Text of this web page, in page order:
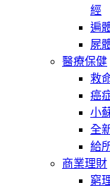
經
遍
屍
醫療保健
救
癌
小
全
給
商業理財
窮